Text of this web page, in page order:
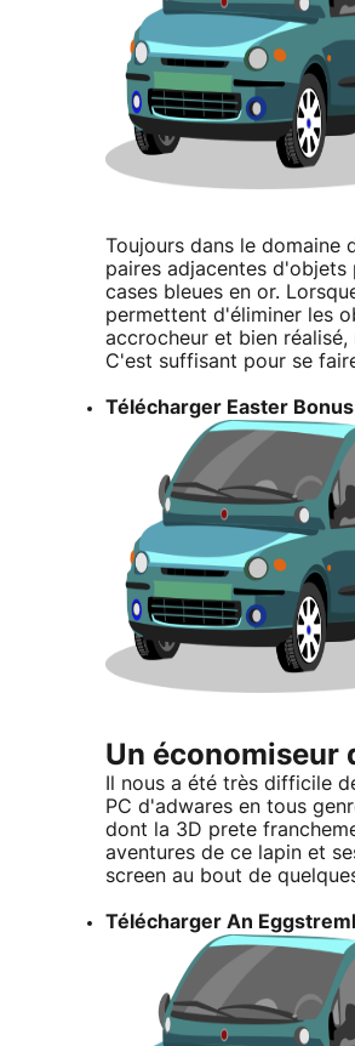
Toujours dans le domaine
paires adjacentes
cases bleues en or.
permettent d'éliminer les
accrocheur et bien
C'est suffisant pour se
Télécharger Easter
Un économiseur
Il nous a été très difficile
PC d'adwares en tous
dont la 3D prete
aventures de ce lapin et
screen au bout de
Télécharger An